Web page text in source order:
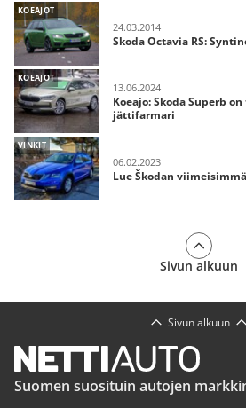
KOEAJOT
24.03.2014
Skoda Octavia RS:
KOEAJOT
13.06.2024
Koeajo: Skoda Superb
jättifarmari
VINKIT
06.02.2023
Lue Škodan
Sivun alkuun
Sivun alkuun
Suomen suosituin autojen